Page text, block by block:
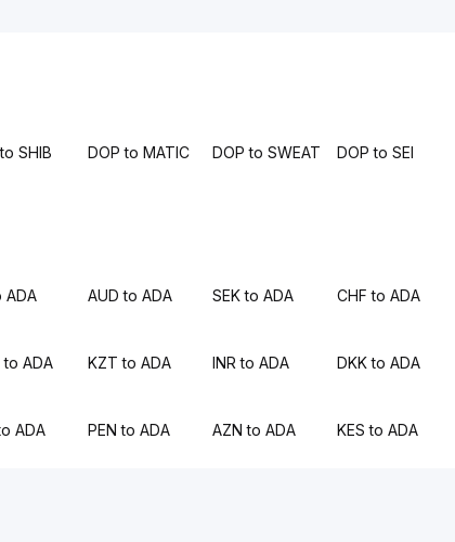
SHIB DOP to MATIC DOP to SWEAT DOP to SEI
ADA AUD to ADA SEK to ADA CHF to ADA
to ADA KZT to ADA INR to ADA DKK to ADA
ADA PEN to ADA AZN to ADA KES to ADA